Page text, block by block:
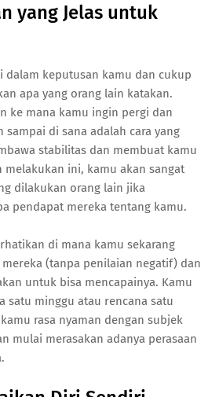
yang Jelas untuk
dalam keputusan kamu dan cukup
apa yang orang lain katakan.
ke mana kamu ingin pergi dan
sampai di sana adalah cara yang
stabilitas dan membuat kamu
melakukan ini, kamu akan sangat
dilakukan orang lain jika
pendapat mereka tentang kamu.
di mana kamu sekarang
(tanpa penilaian negatif) dan
untuk bisa mencapainya. Kamu
satu minggu atau rencana satu
rasa nyaman dengan subjek
mulai merasakan adanya perasaan